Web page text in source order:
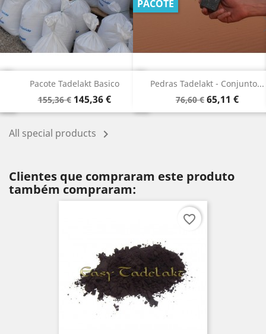
Pacote Tadelakt Basico
Preço
normal
155,36 € Preço
145,36 €
Pedras Tadelakt - Conjunto...
Preço
normal
76,60 € Preço
65,11 €
PACOTE
All special products 
Clientes que compraram este produto
também compraram:
favorite_border